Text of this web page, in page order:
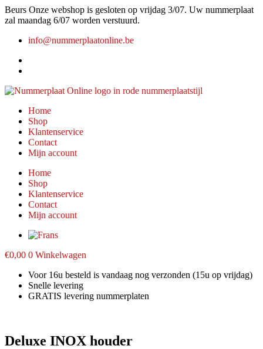
Ga
naar
inhoud
Beurs Onze webshop is gesloten op vrijdag 3/07. Uw nummerplaat
zal maandag 6/07 worden verstuurd.
info@nummerplaatonline.be
Home
Shop
Klantenservice
Contact
Mijn account
Home
Shop
Klantenservice
Contact
Mijn account
€0,00 0 Winkelwagen
Voor 16u besteld is vandaag nog verzonden (15u op vrijdag)
Snelle levering
GRATIS levering nummerplaten
Deluxe INOX houder